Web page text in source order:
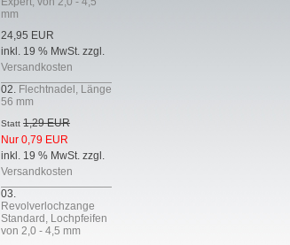
mm
24,95 EUR
inkl. 19 % MwSt. zzgl.
Versandkosten
02. Flechtnadel, Länge
56 mm
Statt 1,29 EUR
Nur 0,79 EUR
inkl. 19 % MwSt. zzgl.
Versandkosten
03.
Revolverlochzange
Standard, Lochpfeifen
von 2,0 - 4,5 mm